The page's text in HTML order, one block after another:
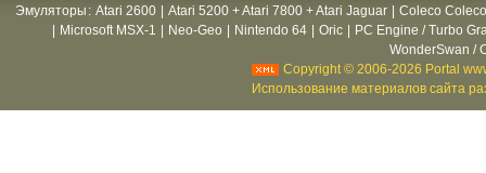
Эмуляторы : Atari 2600 Atari 5200 + Atari 7800 + Atari Jaguar
Coleco
Microsoft MSX-1 Neo-Geo Nintendo 64 Oric
PC Engine / Turbo
WonderSwan /
Copyright © 2006-2026 Portal
Использование материалов сайта